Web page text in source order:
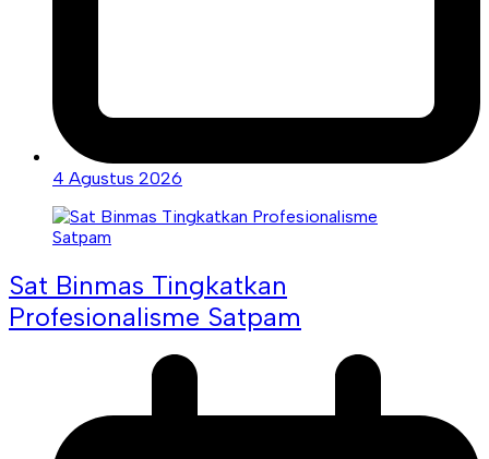
4 Agustus 2026
Sat Binmas Tingkatkan
Profesionalisme Satpam